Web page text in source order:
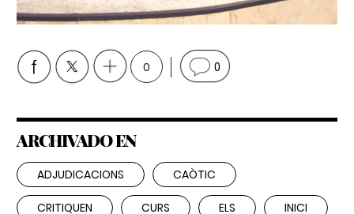
0 0
ARCHIVADO EN
ADJUDICACIONS CAÒTIC
CRITIQUEN CURS ELS INICI